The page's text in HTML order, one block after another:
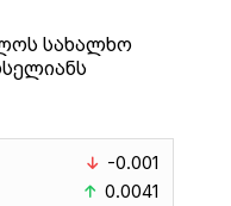
სახალხო
-0.001
0.0041